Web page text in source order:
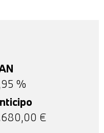
%
€